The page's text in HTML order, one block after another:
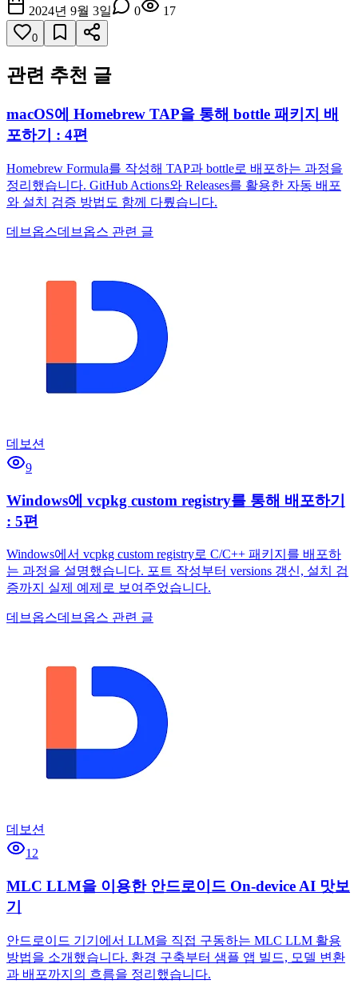
2024년 9월 3일 0 17
0
관련 추천 글
macOS에 Homebrew TAP을 통해 bottle 패키지 배
포하기 : 4편
Homebrew Formula를 작성해 TAP과 bottle로 배포하는 과정을
정리했습니다. GitHub Actions와 Releases를 활용한 자동 배포
와 설치 검증 방법도 함께 다뤘습니다.
데브옵스데브옵스 관련 글
데보션
9
Windows에 vcpkg custom registry를 통해 배포하기
: 5편
Windows에서 vcpkg custom registry로 C/C++ 패키지를 배포하
는 과정을 설명했습니다. 포트 작성부터 versions 갱신, 설치 검
증까지 실제 예제로 보여주었습니다.
데브옵스데브옵스 관련 글
데보션
12
MLC LLM을 이용한 안드로이드 On-device AI 맛보
기
안드로이드 기기에서 LLM을 직접 구동하는 MLC LLM 활용
방법을 소개했습니다. 환경 구축부터 샘플 앱 빌드, 모델 변환
과 배포까지의 흐름을 정리했습니다.